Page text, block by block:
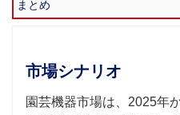
市場シナリオ
園芸機器市場は、2025年